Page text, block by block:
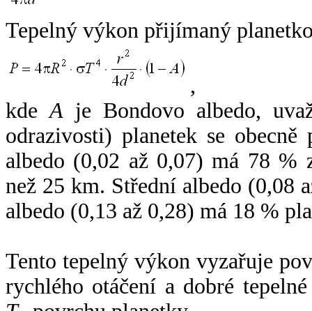
Tepelný výkon přijímaný
,
kdeA je Bondovo albedo,
odrazivosti) planetek se
albedo (0,02 až 0,07) má 78 %
než 25 km. Střední albedo (0,08
albedo (0,13 až 0,28) má 18 %
Tento tepelný výkon vyzařuje
rychlého otáčení a dobré